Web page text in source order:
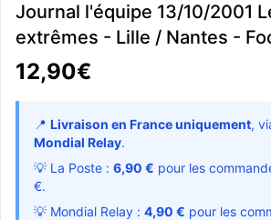
Journal l'équipe 13/10/2001
extrêmes - Lille / Nantes -
12,90€
📍 Livraison en France uniquement,
Mondial Relay.
💡 La Poste : 6,90 € pour les
€.
💡 Mondial Relay : 4,90 € pour les